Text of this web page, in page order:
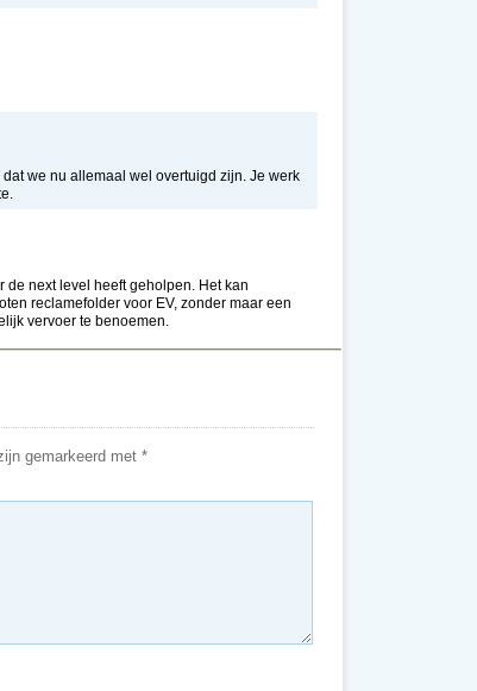
we nu allemaal wel overtuigd zijn. Je werk
de next level heeft geholpen. Het kan
reclamefolder voor EV, zonder maar een
vervoer te benoemen.
gemarkeerd met *